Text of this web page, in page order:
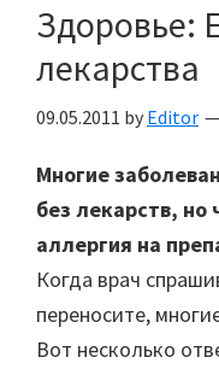
родителей.
Здоровье:
лекарства
09.05.2011 by Editor
Многие
без лекарств, но
аллергия на
Когда врач
переносите,
Вот несколько